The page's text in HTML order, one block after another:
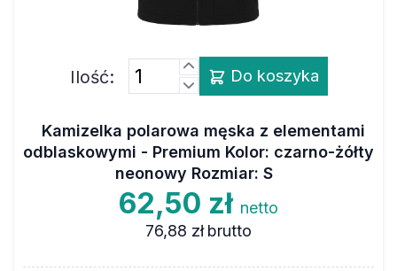
Ilość: Do koszyka
Kamizelka polarowa męska z elementami
odblaskowymi - Premium Kolor: czarno-żółty
neonowy Rozmiar: S
62,50 zł netto
76,88 zł brutto